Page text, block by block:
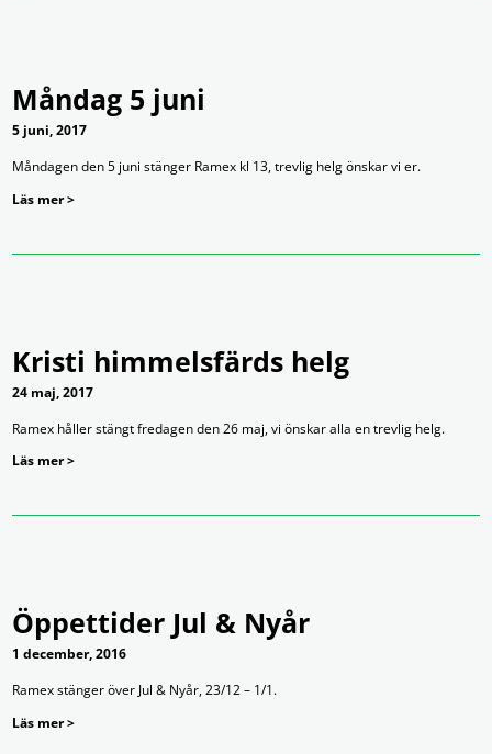
Måndag 5 juni
5 juni, 2017
Måndagen den 5 juni stänger Ramex kl 13, trevlig helg önskar vi er.
Läs mer >
Kristi himmelsfärds helg
24 maj, 2017
Ramex håller stängt fredagen den 26 maj, vi önskar alla en trevlig helg.
Läs mer >
Öppettider Jul & Nyår
1 december, 2016
Ramex stänger över Jul & Nyår, 23/12 – 1/1.
Läs mer >